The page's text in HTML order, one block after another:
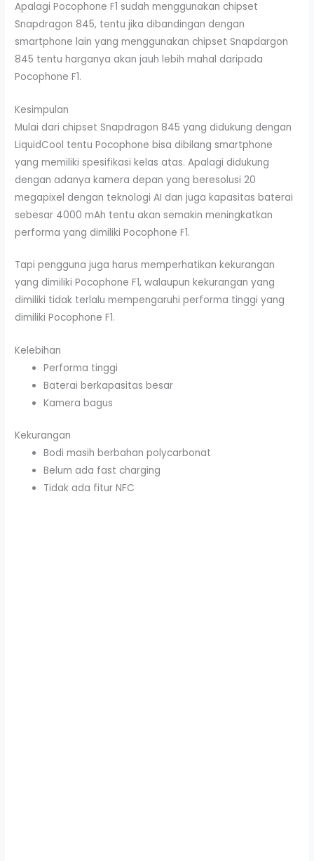
Apalagi Pocophone F1 sudah menggunakan chipset
Snapdragon 845, tentu jika dibandingan dengan
smartphone lain yang menggunakan chipset Snapdargon
845 tentu harganya akan jauh lebih mahal daripada
Pocophone F1.
Kesimpulan
Mulai dari chipset Snapdragon 845 yang didukung dengan
LiquidCool tentu Pocophone bisa dibilang smartphone
yang memiliki spesifikasi kelas atas. Apalagi didukung
dengan adanya kamera depan yang beresolusi 20
megapixel dengan teknologi AI dan juga kapasitas baterai
sebesar 4000 mAh tentu akan semakin meningkatkan
performa yang dimiliki Pocophone F1.
Tapi pengguna juga harus memperhatikan kekurangan
yang dimiliki Pocophone F1, walaupun kekurangan yang
dimiliki tidak terlalu mempengaruhi performa tinggi yang
dimiliki Pocophone F1.
Kelebihan
Performa tinggi
Baterai berkapasitas besar
Kamera bagus
Kekurangan
Bodi masih berbahan polycarbonat
Belum ada fast charging
Tidak ada fitur NFC